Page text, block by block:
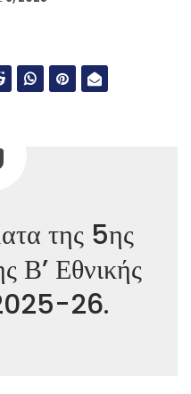
της 5ης
Β’ Εθνικής
26.